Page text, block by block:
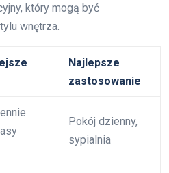
który mogą być
wnętrza.
Najlepsze
zastosowanie
Pokój dzienny,
sypialnia